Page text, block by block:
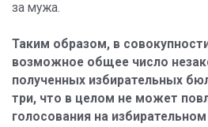
за мужа.
Таким образом, в
возможное общее число
полученных избирательных
три, что в целом не может
голосования на